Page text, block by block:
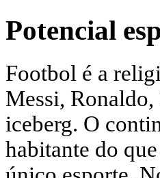
Potencial
Footbol é a
Messi,
iceberg. O
habitante do